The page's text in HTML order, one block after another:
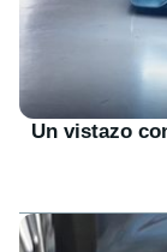
Un vistazo